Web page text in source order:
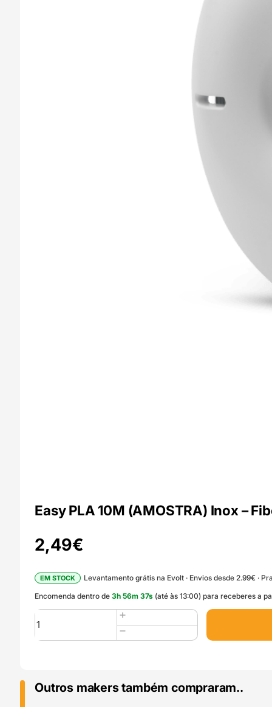
Easy PLA 10M (AMOSTRA) Inox –
2,49€
EM STOCK
Levantamento grátis na Evolt · Envios desde 2.99€ ·
Encomenda dentro de3h56m35s(até às 13:00) para receberes a
Quantidade
de
Easy
(AMOSTRA)
Inox
Outros makers também compraram..